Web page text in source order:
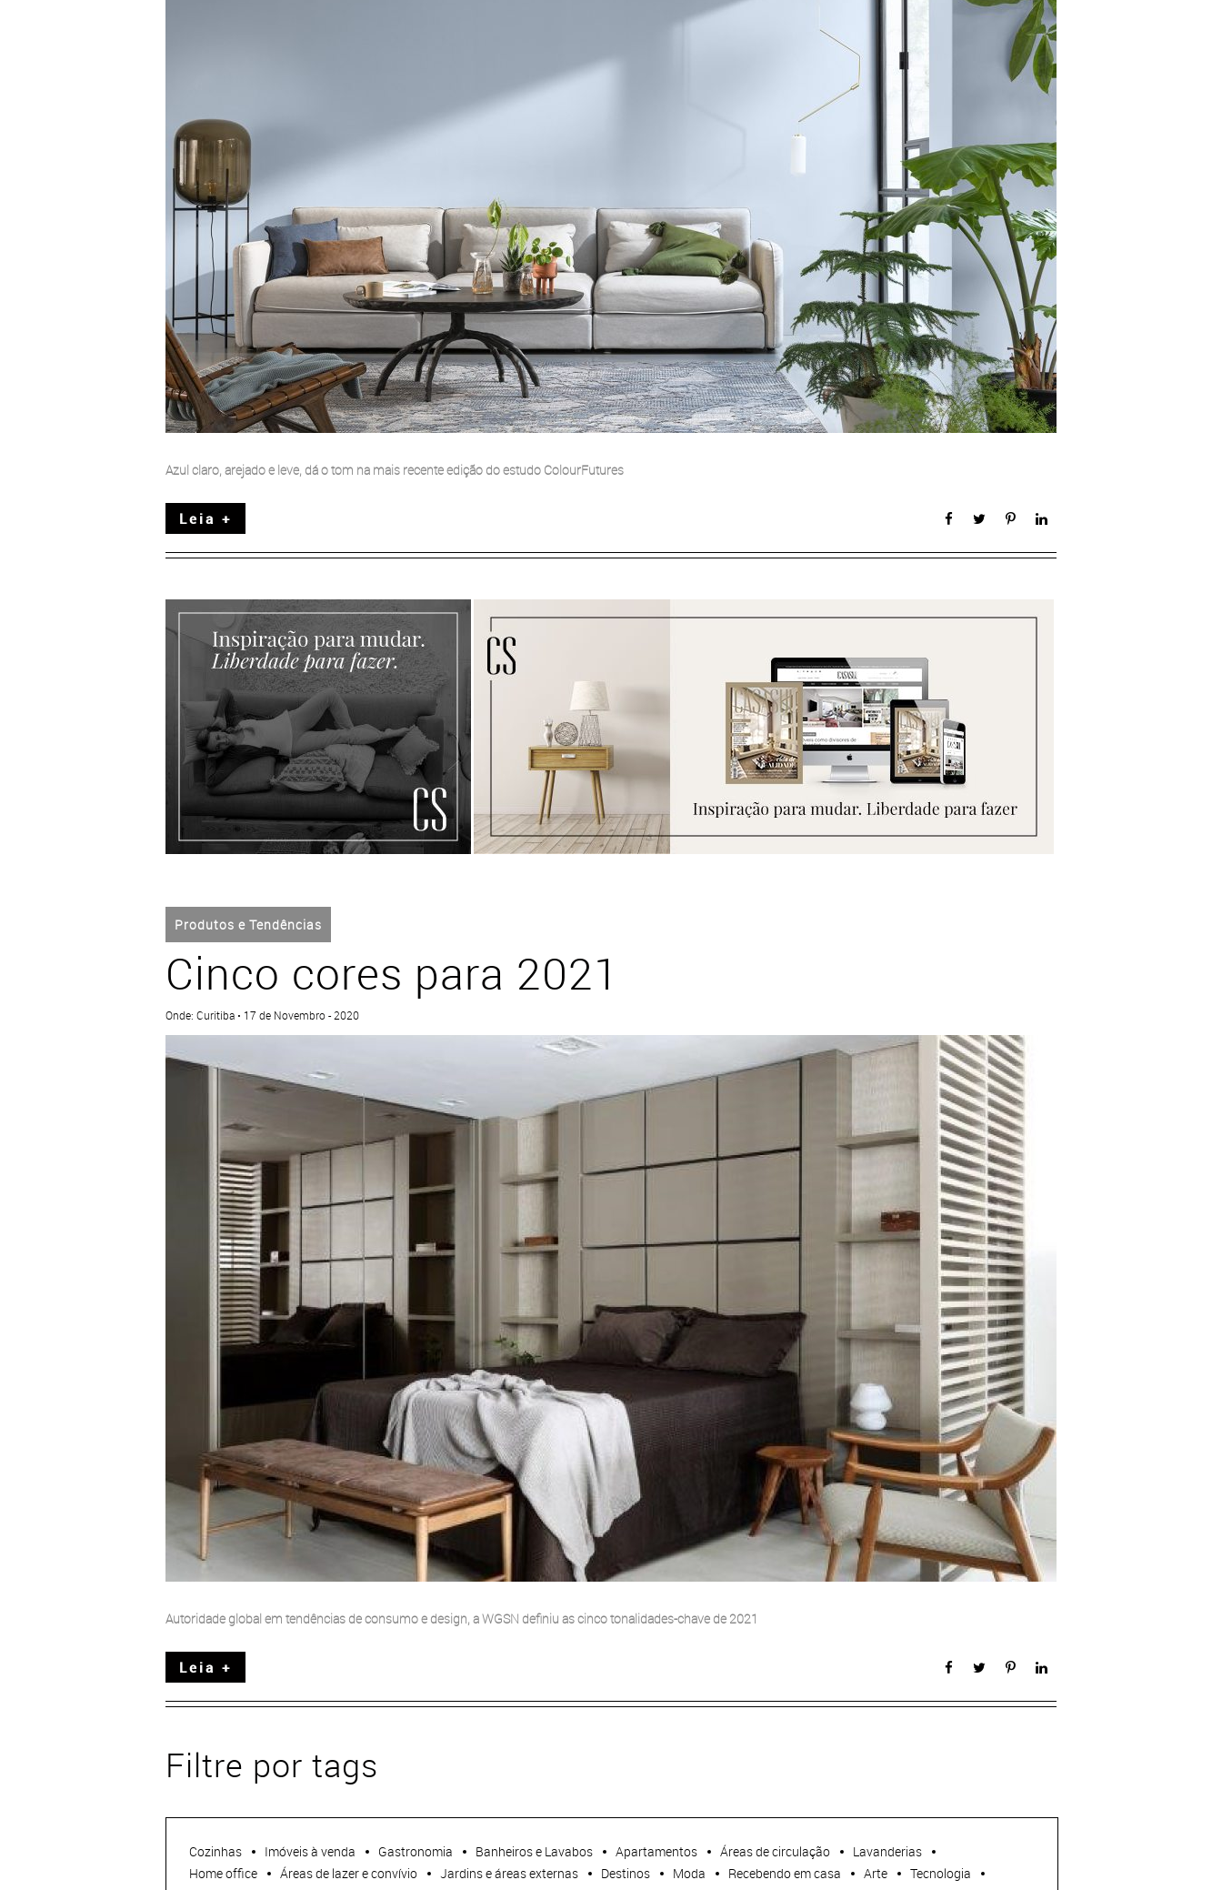
Azul claro, arejado e leve, dá o tom na mais recente edição do estudo ColourFutures
Leia +
Produtos e Tendências
Cinco cores para 2021
Onde: Curitiba • 17 de Novembro - 2020
Autoridade global em tendências de consumo e design, a WGSN definiu as cinco tonalidades-chave de 2021
Leia +
Filtre por tags
Cozinhas Imóveis à venda Gastronomia Banheiros e Lavabos Apartamentos Áreas de circulação
Lavanderias
Home office
Áreas de lazer e convívio Jardins e áreas externas Destinos Moda Recebendo em casa Arte
Tecnologia